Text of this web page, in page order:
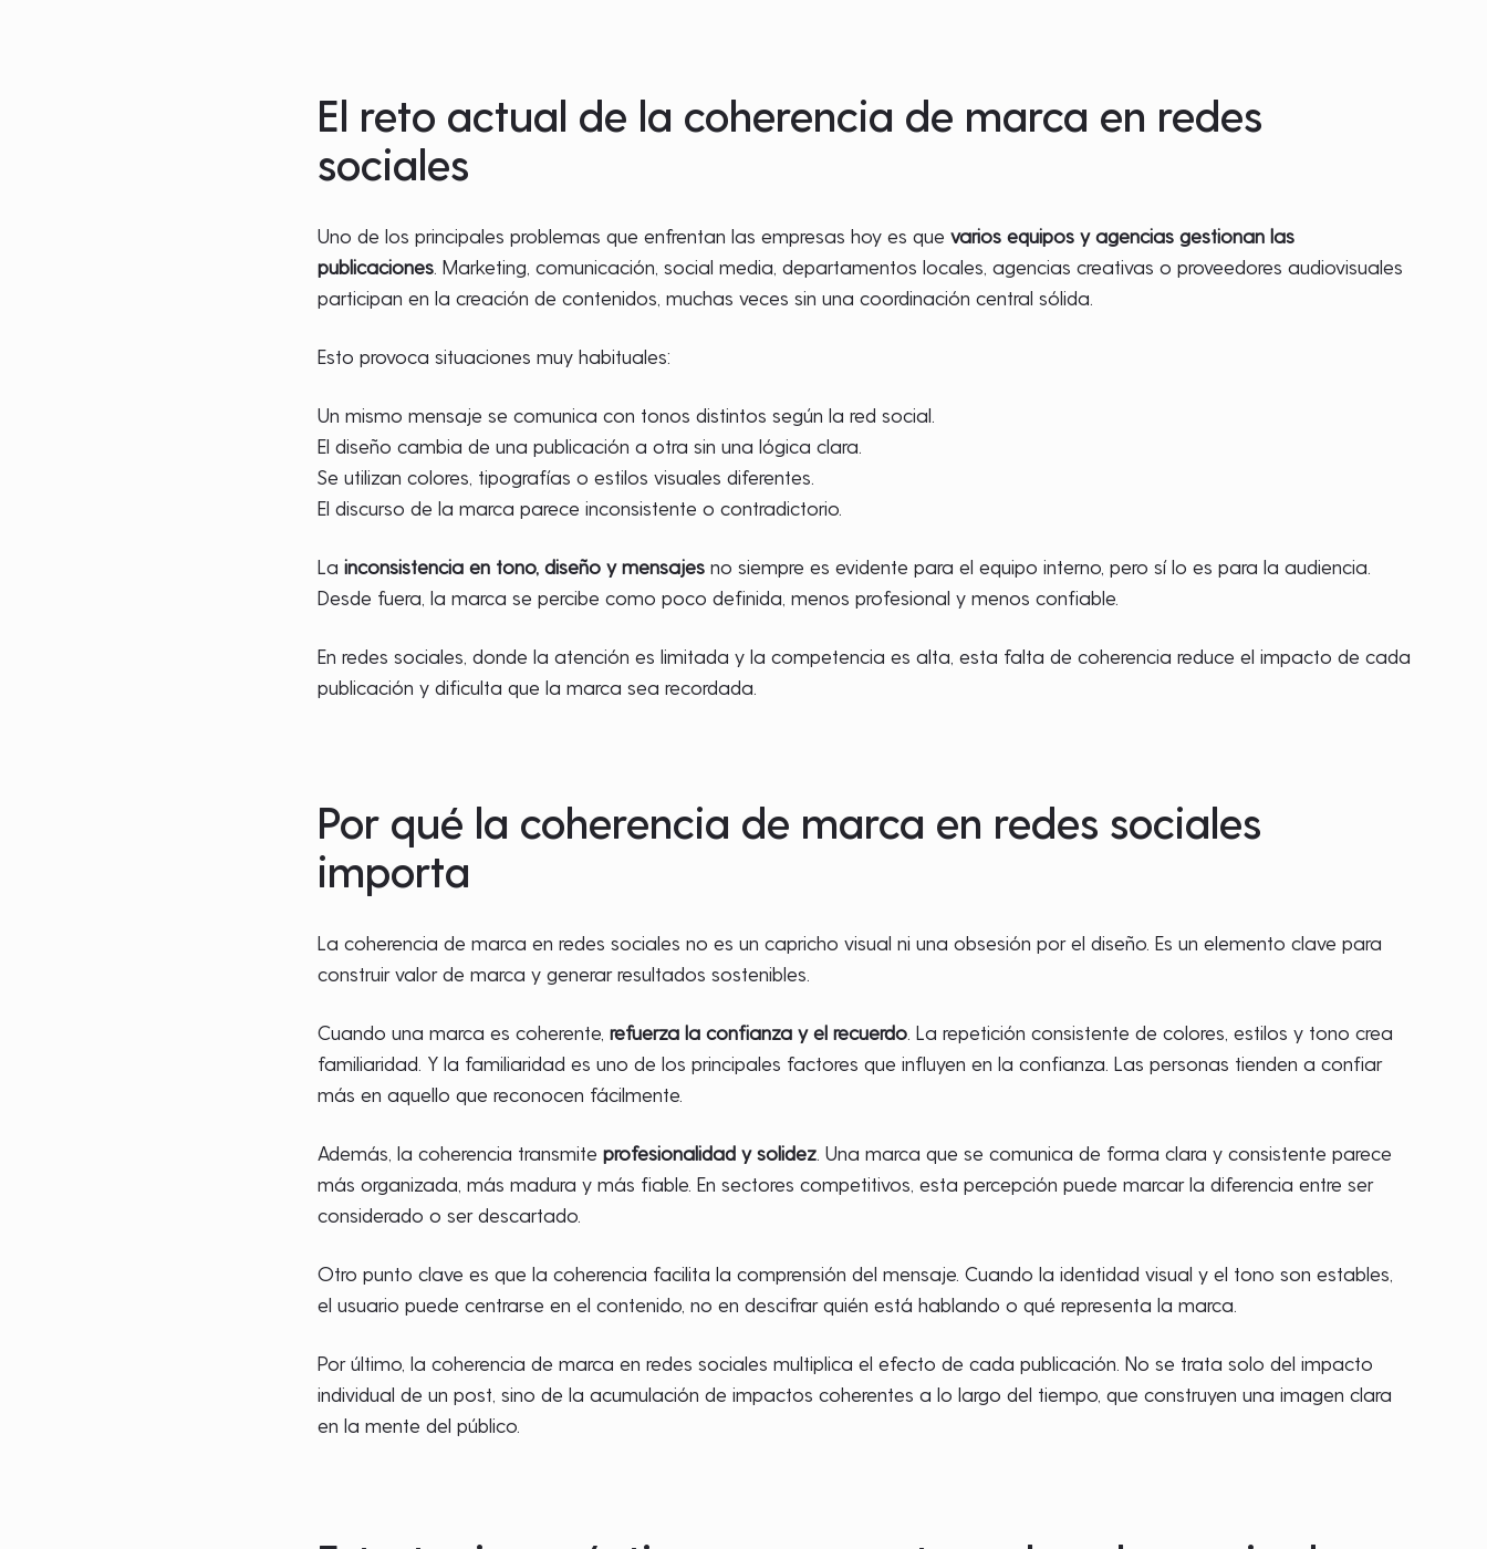
El reto actual de la coherencia de marca en redes
sociales
Uno de los principales problemas que enfrentan las empresas hoy es quevarios equipos y agencias gestionan las
publicaciones. Marketing, comunicación, social media, departamentos locales, agencias creativas o proveedores audiovisuales
participan en la creación de contenidos, muchas veces sin una coordinación central sólida.
Esto provoca situaciones muy habituales:
Un mismo mensaje se comunica con tonos distintos según la red social.
El diseño cambia de una publicación a otra sin una lógica clara.
Se utilizan colores, tipografías o estilos visuales diferentes.
El discurso de la marca parece inconsistente o contradictorio.
Lainconsistencia en tono, diseño y mensajes no siempre es evidente para el equipo interno, pero sí lo es para la audiencia.
Desde fuera, la marca se percibe como poco definida, menos profesional y menos confiable.
En redes sociales, donde la atención es limitada y la competencia es alta, esta falta de coherencia reduce el impacto de cada
publicación y dificulta que la marca sea recordada.
Por qué la coherencia de marca en redes sociales
importa
La coherencia de marca en redes sociales no es un capricho visual ni una obsesión por el diseño. Es un elemento clave para
construir valor de marca y generar resultados sostenibles.
Cuando una marca es coherente,refuerza la confianza y el recuerdo. La repetición consistente de colores, estilos y tono crea
familiaridad. Y la familiaridad es uno de los principales factores que influyen en la confianza. Las personas tienden a confiar
más en aquello que reconocen fácilmente.
Además, la coherencia transmiteprofesionalidad y solidez. Una marca que se comunica de forma clara y consistente parece
más organizada, más madura y más fiable. En sectores competitivos, esta percepción puede marcar la diferencia entre ser
considerado o ser descartado.
Otro punto clave es que la coherencia facilita la comprensión del mensaje. Cuando la identidad visual y el tono son estables,
el usuario puede centrarse en el contenido, no en descifrar quién está hablando o qué representa la marca.
Por último, la coherencia de marca en redes sociales multiplica el efecto de cada publicación. No se trata solo del impacto
individual de un post, sino de la acumulación de impactos coherentes a lo largo del tiempo, que construyen una imagen clara
en la mente del público.